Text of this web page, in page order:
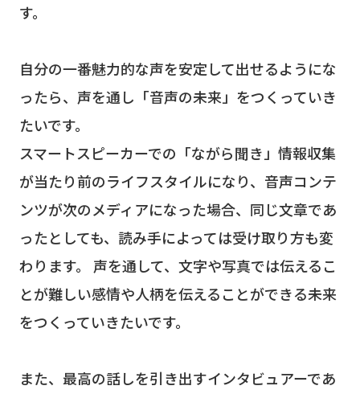
す。
自分の一番魅力的な声を安定して出せるようにな
ったら、声を通し「音声の未来」をつくっていき
たいです。
スマートスピーカーでの「ながら聞き」情報収集
が当たり前のライフスタイルになり、音声コンテ
ンツが次のメディアになった場合、同じ文章であ
ったとしても、読み手によっては受け取り方も変
わります。 声を通して、文字や写真では伝えるこ
とが難しい感情や人柄を伝えることができる未来
をつくっていきたいです。
また、最高の話しを引き出すインタビュアーであ